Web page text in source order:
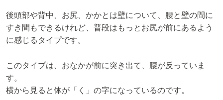
後頭部や背中、お尻、かかとは壁について、腰と壁の間に
すき間もできるけれど、普段はもっとお尻が前にあるよう
に感じるタイプです。
このタイプは、おなかが前に突き出て、腰が反っていま
す。
横から見ると体が「く」の字になっているのです。